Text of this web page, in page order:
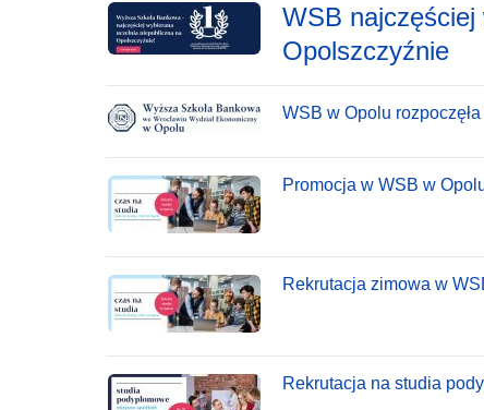
WSB najczęściej
Opolszczyźnie
WSB w Opolu
Promocja w WSB w
Rekrutacja zimowa w
Rekrutacja na studia